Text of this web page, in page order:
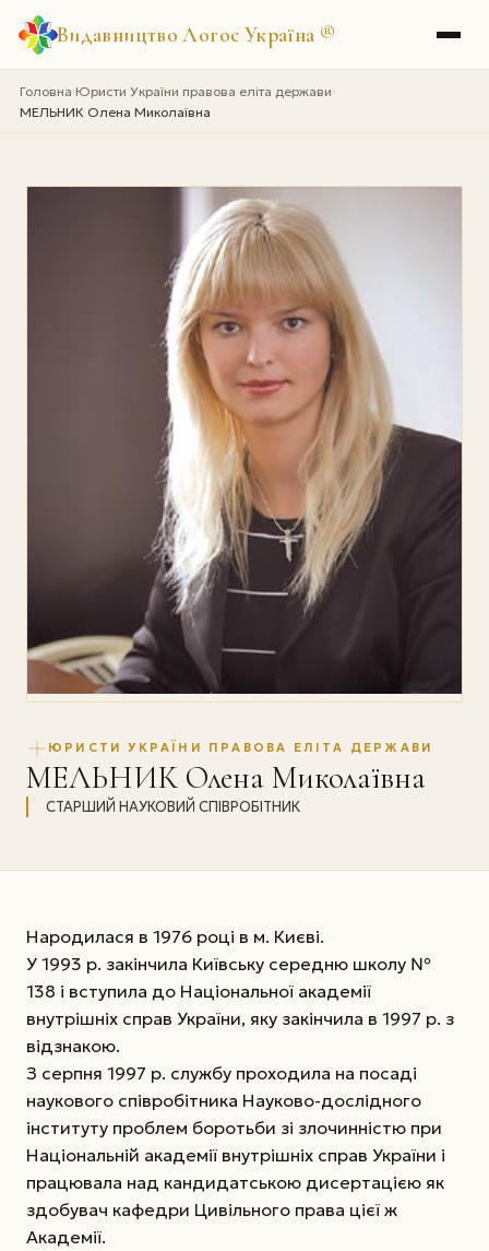
Видавництво Логос Україна ®
Головна›Юристи України правова еліта держави›
МЕЛЬНИК Олена Миколаївна
ЮРИСТИ УКРАЇНИ ПРАВОВА ЕЛІТА ДЕРЖАВИ
МЕЛЬНИК Олена Миколаївна
СТАРШИЙ НАУКОВИЙ СПІВРОБІТНИК
Народилася в 1976 році в м. Києві.
У 1993 р. закінчила Київську середню школу №
138 і вступила до Національної академії
внутрішніх справ України, яку закінчила в 1997 р. з
відзнакою.
З серпня 1997 р. службу проходила на посаді
наукового співробітника Науково-дослідного
інституту проблем боротьби зі злочинністю при
Національній академії внутрішніх справ України і
працювала над кандидатською дисертацією як
здобувач кафедри Цивільного права цієї ж
Академії.